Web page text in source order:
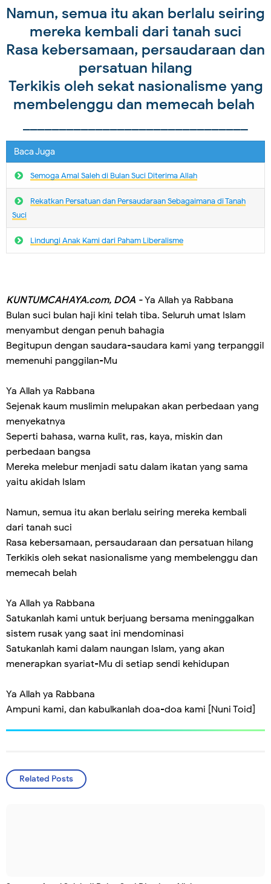
Namun, semua itu akan berlalu seiring
mereka kembali dari tanah suci
Rasa kebersamaan, persaudaraan dan
persatuan hilang
Terkikis oleh sekat nasionalisme yang
membelenggu dan memecah belah
Baca Juga
Semoga Amal Saleh di Bulan Suci Diterima Allah
Rekatkan Persatuan dan Persaudaraan Sebagaimana di Tanah
Suci
Lindungi Anak Kami dari Paham Liberalisme
KUNTUMCAHAYA.com, DOA -Ya Allah ya Rabbana
Bulan suci bulan haji kini telah tiba. Seluruh umat Islam
menyambut dengan penuh bahagia
Begitupun dengan saudara-saudara kami yang terpanggil
memenuhi panggilan-Mu
Ya Allah ya Rabbana
Sejenak kaum muslimin melupakan akan perbedaan yang
menyekatnya
Seperti bahasa, warna kulit, ras, kaya, miskin dan
perbedaan bangsa
Mereka melebur menjadi satu dalam ikatan yang sama
yaitu akidah Islam
Namun, semua itu akan berlalu seiring mereka kembali
dari tanah suci
Rasa kebersamaan, persaudaraan dan persatuan hilang
Terkikis oleh sekat nasionalisme yang membelenggu dan
memecah belah
Ya Allah ya Rabbana
Satukanlah kami untuk berjuang bersama meninggalkan
sistem rusak yang saat ini mendominasi
Satukanlah kami dalam naungan Islam, yang akan
menerapkan syariat-Mu di setiap sendi kehidupan
Ya Allah ya Rabbana
Ampuni kami, dan kabulkanlah doa-doa kami [Nuni Toid]
Related Posts